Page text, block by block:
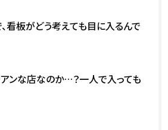
看板がどう考えても目に入るんで
ンな店なのか…？一人で入っても